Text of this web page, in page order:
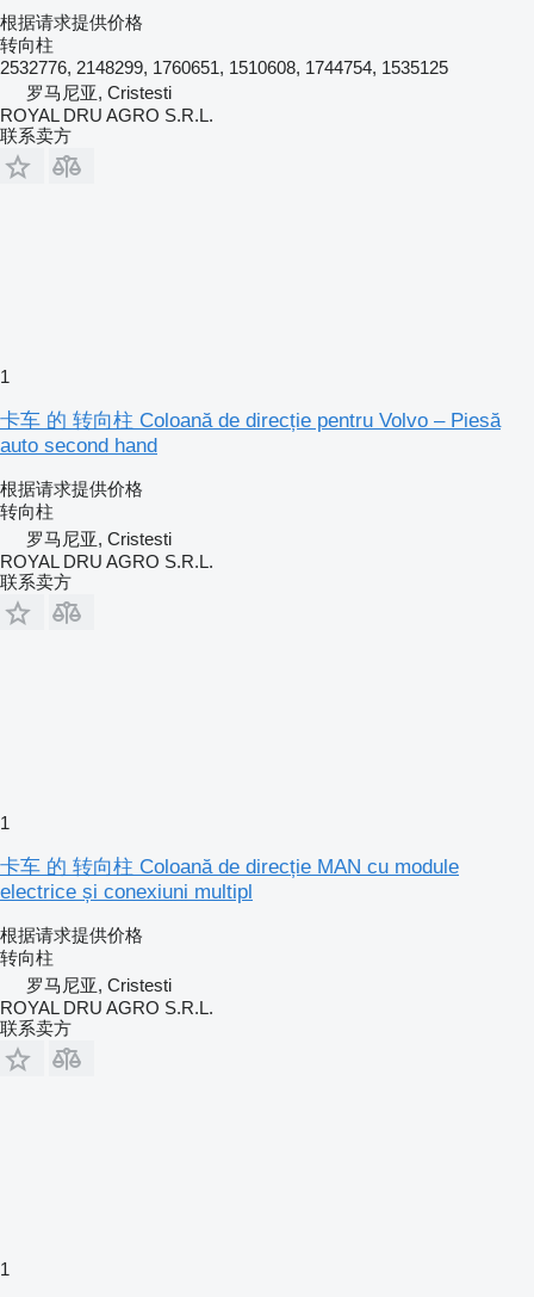
根据请求提供价格
转向柱
2532776, 2148299, 1760651, 1510608, 1744754, 1535125
罗马尼亚, Cristesti
ROYAL DRU AGRO S.R.L.
联系卖方
1
卡车 的 转向柱 Coloană de direcție pentru Volvo – Piesă
auto second hand
根据请求提供价格
转向柱
罗马尼亚, Cristesti
ROYAL DRU AGRO S.R.L.
联系卖方
1
卡车 的 转向柱 Coloană de direcție MAN cu module
electrice și conexiuni multipl
根据请求提供价格
转向柱
罗马尼亚, Cristesti
ROYAL DRU AGRO S.R.L.
联系卖方
1